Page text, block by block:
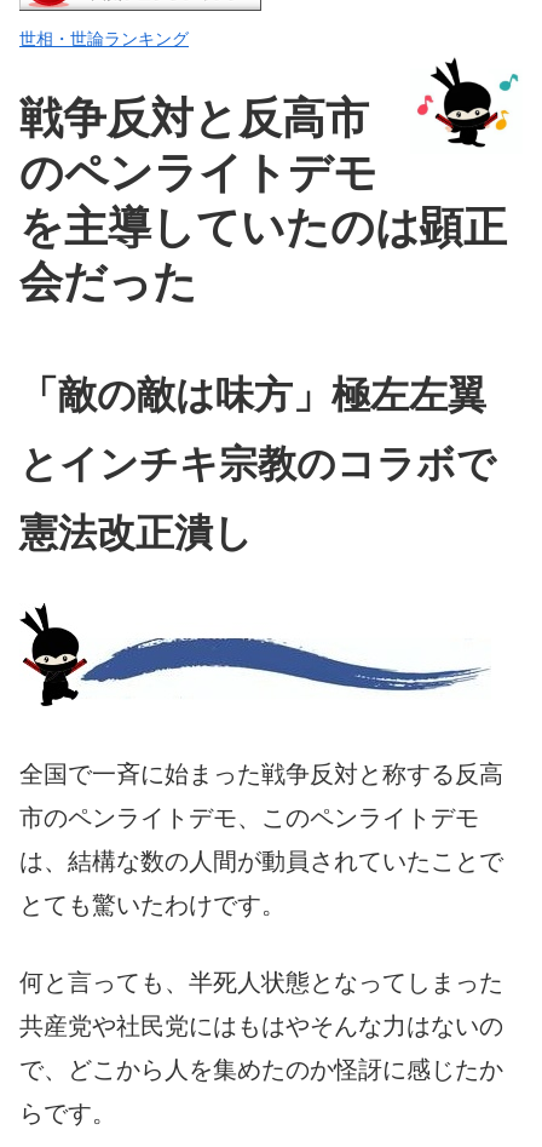
世相・世論ランキング
戦争反対と反高市
のペンライトデモ
を主導していたのは顕正
会だった
「敵の敵は味方」極左左翼
とインチキ宗教のコラボで
憲法改正潰し
全国で一斉に始まった戦争反対と称する反高
市のペンライトデモ、このペンライトデモ
は、結構な数の人間が動員されていたことで
とても驚いたわけです。
何と言っても、半死人状態となってしまった
共産党や社民党にはもはやそんな力はないの
で、どこから人を集めたのか怪訝に感じたか
らです。